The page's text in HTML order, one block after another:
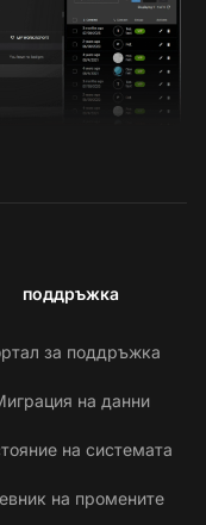
поддръжка
за поддръжка
на данни
на системата
на промените